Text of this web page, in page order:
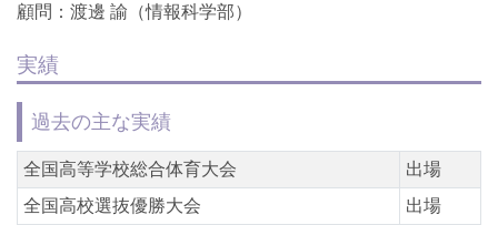
顧問：渡邊 諭（情報科学部）
実績
過去の主な実績
全国高等学校総合体育大会
出場
全国高校選抜優勝大会
出場